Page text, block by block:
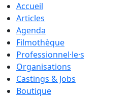
Accueil
Articles
Agenda
Filmothèque
Professionnel·le·s
Organisations
Castings & Jobs
Boutique